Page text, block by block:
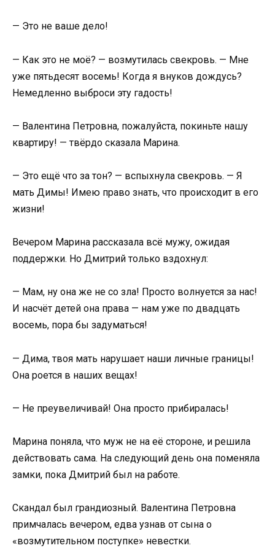
— Это не ваше дело!
— Как это не моё? — возмутилась свекровь. — Мне
уже пятьдесят восемь! Когда я внуков дождусь?
Немедленно выброси эту гадость!
— Валентина Петровна, пожалуйста, покиньте нашу
квартиру! — твёрдо сказала Марина.
— Это ещё что за тон? — вспыхнула свекровь. — Я
мать Димы! Имею право знать, что происходит в его
жизни!
Вечером Марина рассказала всё мужу, ожидая
поддержки. Но Дмитрий только вздохнул:
— Мам, ну она же не со зла! Просто волнуется за нас!
И насчёт детей она права — нам уже по двадцать
восемь, пора бы задуматься!
— Дима, твоя мать нарушает наши личные границы!
Она роется в наших вещах!
— Не преувеличивай! Она просто прибиралась!
Марина поняла, что муж не на её стороне, и решила
действовать сама. На следующий день она поменяла
замки, пока Дмитрий был на работе.
Скандал был грандиозный. Валентина Петровна
примчалась вечером, едва узнав от сына о
«возмутительном поступке» невестки.